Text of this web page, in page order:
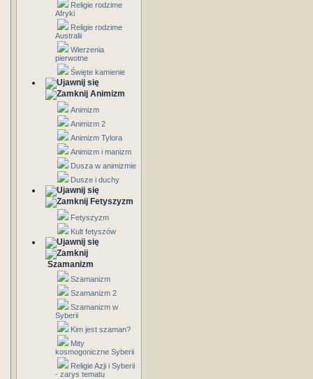
Religie rodzime
Afryki
Religie rodzime
Australii
Wierzenia
pierwotne
Święte kamienie
Animizm
Animizm
Animizm 2
Animizm Tylora
Animizm i manizm
Dusza w animizmie
Dusze i duchy
Fetyszyzm
Fetyszyzm
Kult fetyszów
Szamanizm
Szamanizm
Szamanizm 2
Szamanizm w
Syberii
Kim jest szaman?
Mity
kosmogoniczne Syberii
Religie Azji i Syberii
- zarys tematu